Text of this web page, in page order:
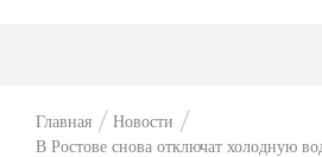
Главная
Новости
В Ростове снова отключат холодную